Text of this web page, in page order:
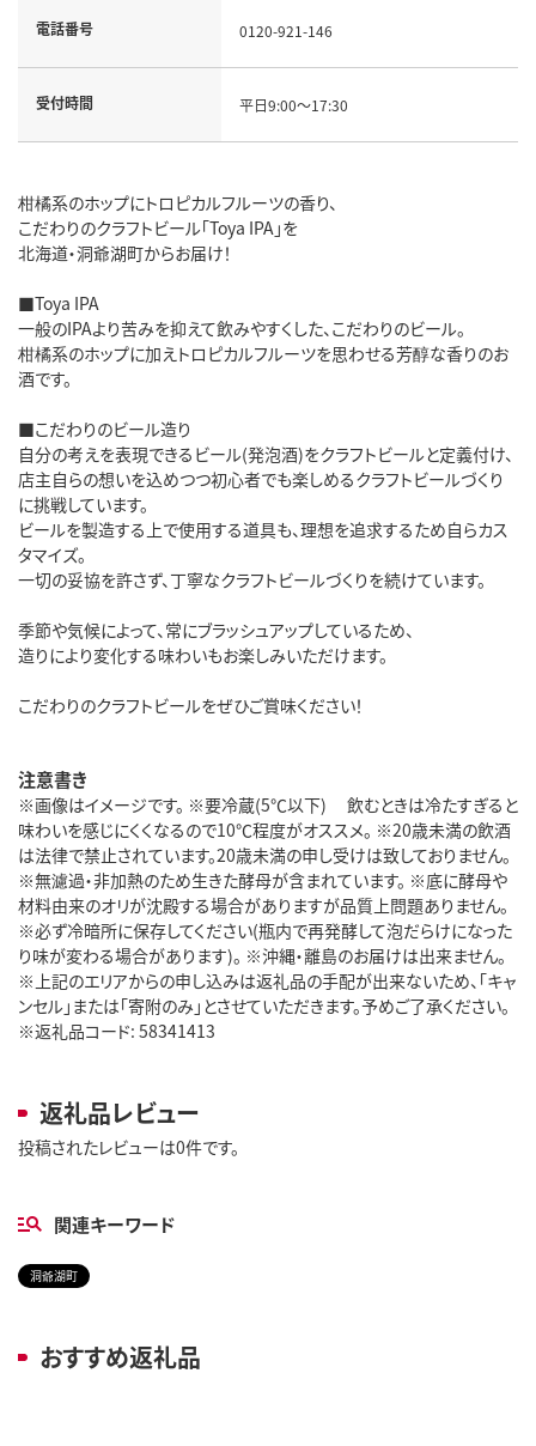
電話番号 0120-921-146
受付時間 平日9:00～17:30
柑橘系のホップにトロピカルフルーツの香り、
こだわりのクラフトビール「Toya IPA」を
北海道・洞爺湖町からお届け！
■Toya IPA
一般のIPAより苦みを抑えて飲みやすくした、こだわりのビール。
柑橘系のホップに加えトロピカルフルーツを思わせる芳醇な香りのお
酒です。
■こだわりのビール造り
自分の考えを表現できるビール(発泡酒)をクラフトビールと定義付け、
店主自らの想いを込めつつ初心者でも楽しめるクラフトビールづくり
に挑戦しています。
ビールを製造する上で使用する道具も、理想を追求するため自らカス
タマイズ。
一切の妥協を許さず、丁寧なクラフトビールづくりを続けています。
季節や気候によって、常にブラッシュアップしているため、
造りにより変化する味わいもお楽しみいただけます。
こだわりのクラフトビールをぜひご賞味ください！
注意書き
※画像はイメージです。 ※要冷蔵(5℃以下) 飲むときは冷たすぎると
味わいを感じにくくなるので10℃程度がオススメ。 ※20歳未満の飲酒
は法律で禁止されています。20歳未満の申し受けは致しておりません。
※無濾過・非加熱のため生きた酵母が含まれています。 ※底に酵母や
材料由来のオリが沈殿する場合がありますが品質上問題ありません。
※必ず冷暗所に保存してください(瓶内で再発酵して泡だらけになった
り味が変わる場合があります)。 ※沖縄・離島のお届けは出来ません。
※上記のエリアからの申し込みは返礼品の手配が出来ないため、「キャ
ンセル」または「寄附のみ」とさせていただきます。予めご了承ください。
※返礼品コード: 58341413
返礼品レビュー
投稿されたレビューは0件です。
関連キーワード
洞爺湖町
おすすめ返礼品